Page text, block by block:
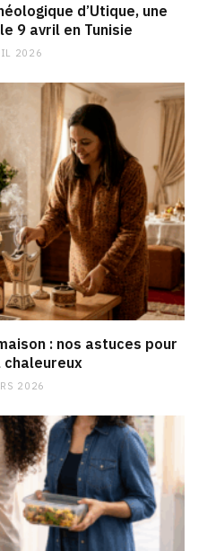
d’Utique, une
9 avril en Tunisie
2026
: nos astuces pour
chaleureux
2026